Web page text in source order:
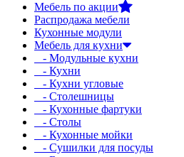
Мебель по акции
Распродажа мебели
Кухонные модули
Мебель для кухни
- Модульные кухни
- Кухни
- Кухни угловые
- Столешницы
- Кухонные фартуки
- Столы
- Кухонные мойки
- Сушилки для посуды